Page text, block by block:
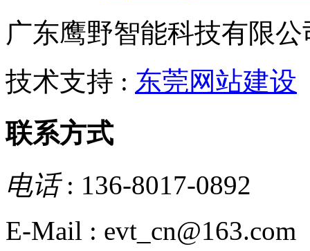
广东鹰野智能科技有限
技术支持 : 东莞网站建设
联系方式
电话: 136-8017-0892
E-Mail : evt_cn@163.com